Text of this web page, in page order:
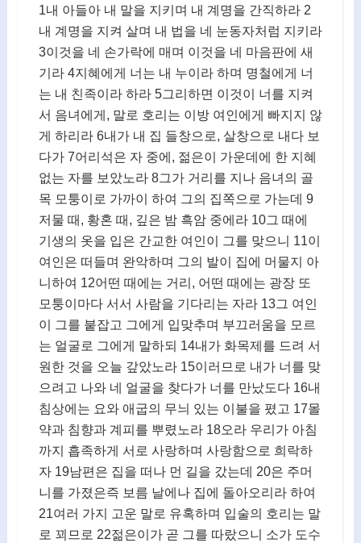
1내 아들아 내 말을 지키며 내 계명을 간직하라 2
내 계명을 지켜 살며 내 법을 네 눈동자처럼 지키라
3이것을 네 손가락에 매며 이것을 네 마음판에 새
기라 4지혜에게 너는 내 누이라 하며 명철에게 너
는 내 친족이라 하라 5그리하면 이것이 너를 지켜
서 음녀에게, 말로 호리는 이방 여인에게 빠지지 않
게 하리라 6내가 내 집 들창으로, 살창으로 내다 보
다가 7어리석은 자 중에, 젊은이 가운데에 한 지혜
없는 자를 보았노라 8그가 거리를 지나 음녀의 골
목 모퉁이로 가까이 하여 그의 집쪽으로 가는데 9
저물 때, 황혼 때, 깊은 밤 흑암 중에라 10그 때에
기생의 옷을 입은 간교한 여인이 그를 맞으니 11이
여인은 떠들며 완악하며 그의 발이 집에 머물지 아
니하여 12어떤 때에는 거리, 어떤 때에는 광장 또
모퉁이마다 서서 사람을 기다리는 자라 13그 여인
이 그를 붙잡고 그에게 입맞추며 부끄러움을 모르
는 얼굴로 그에게 말하되 14내가 화목제를 드려 서
원한 것을 오늘 갚았노라 15이러므로 내가 너를 맞
으려고 나와 네 얼굴을 찾다가 너를 만났도다 16내
침상에는 요와 애굽의 무늬 있는 이불을 폈고 17몰
약과 침향과 계피를 뿌렸노라 18오라 우리가 아침
까지 흡족하게 서로 사랑하며 사랑함으로 희락하
자 19남편은 집을 떠나 먼 길을 갔는데 20은 주머
니를 가졌은즉 보름 날에나 집에 돌아오리라 하여
21여러 가지 고운 말로 유혹하며 입술의 호리는 말
로 꾀므로 22젊은이가 곧 그를 따랐으니 소가 도수